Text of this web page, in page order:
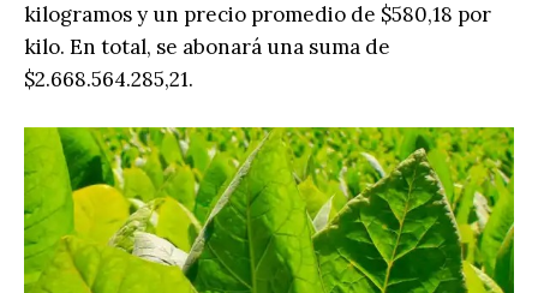
kilogramos y un precio promedio de $580,18 por
kilo. En total, se abonará una suma de
$2.668.564.285,21.